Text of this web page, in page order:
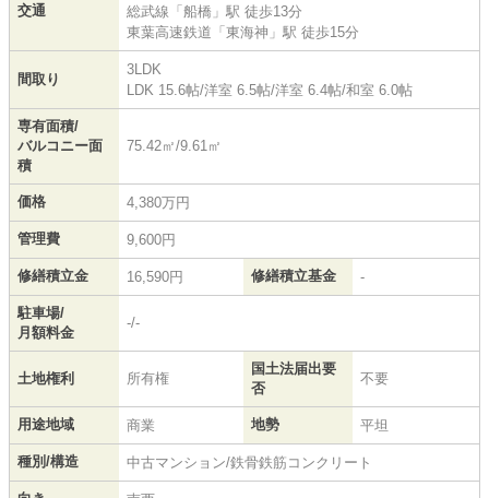
交通
総武線 「 船橋 」駅 徒歩13分
東葉高速鉄道 「 東海神 」駅 徒歩15分
間取り
3LDK
LDK 15.6帖/洋室 6.5帖/洋室 6.4帖/和室 6.0帖
専有面積/
バルコニー面
積
75.42㎡/9.61㎡
価格 4,380万円
管理費 9,600円
修繕積立金 16,590円 修繕積立基金 -
駐車場/
月額料金
-/-
土地権利 所有権
国土法届出要
否
不要
用途地域 商業 地勢 平坦
種別/構造 中古マンション/鉄骨鉄筋コンクリート